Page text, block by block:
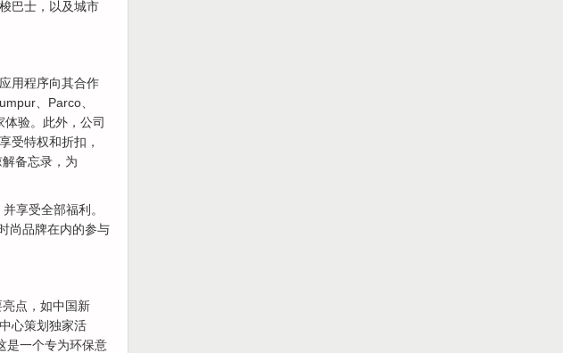
巴士，以及城市
用程序向其合作
、Parco、
验。此外，公司
受特权和折扣，
备忘录，为
享受全部福利。
尚品牌在内的参与
点，如中国新
心策划独家活
是一个专为环保意